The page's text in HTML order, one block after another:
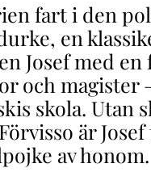
fart i den
en
Josef med
och magister
skola. Utan
är
av